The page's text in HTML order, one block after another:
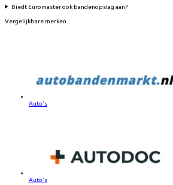
Biedt Euromaster ook bandenopslag aan?
Vergelijkbare merken
Auto's
Auto's